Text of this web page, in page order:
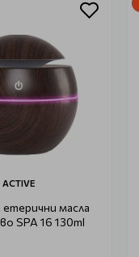
ACTIVE
масла
SPA 16 130ml